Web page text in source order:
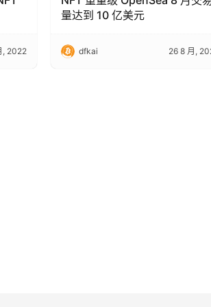
, 2022
量达到 10 亿美元
dfkai 26 8 月,